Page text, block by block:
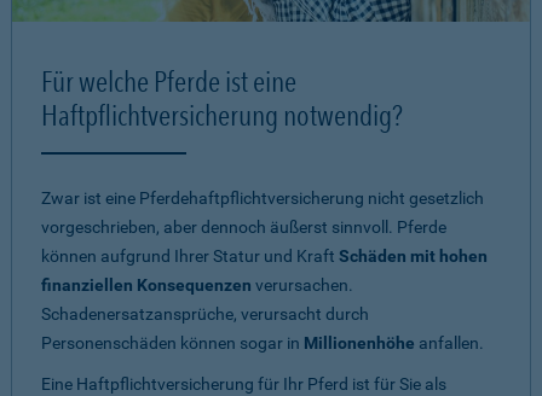
Für welche Pferde ist eine
Haftpflichtversicherung notwendig?
Zwar ist eine Pferdehaftpflichtversicherung nicht gesetzlich
vorgeschrieben, aber dennoch äußerst sinnvoll. Pferde
können aufgrund Ihrer Statur und Kraft Schäden mit hohen
finanziellen Konsequenzen verursachen.
Schadenersatzansprüche, verursacht durch
Personenschäden können sogar in Millionenhöhe anfallen.
Eine Haftpflichtversicherung für Ihr Pferd ist für Sie als